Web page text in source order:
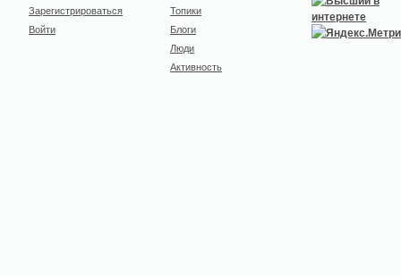
Зарегистрироваться
Войти
Топики
Блоги
Люди
Активность